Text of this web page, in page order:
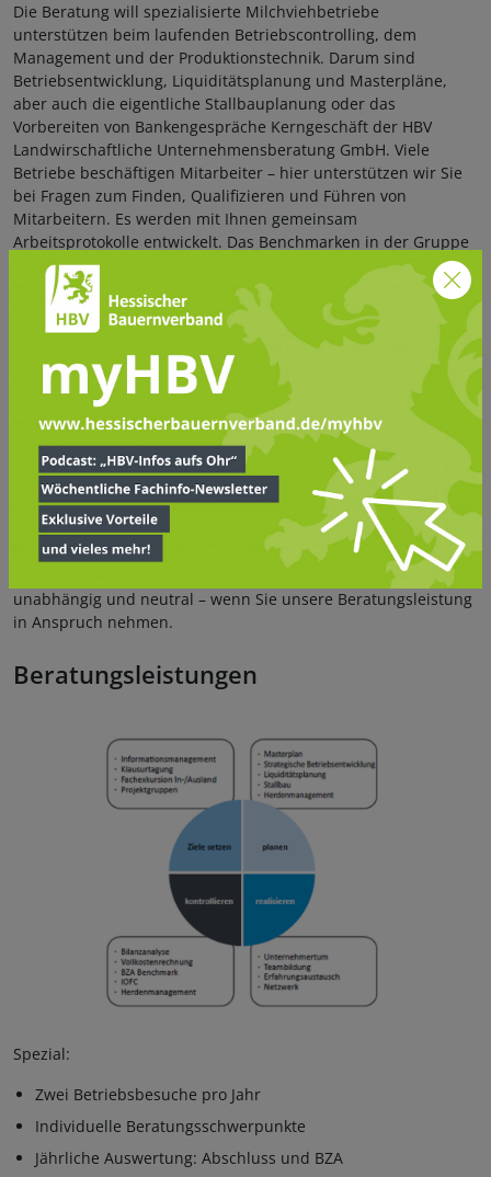
Die Beratung will spezialisierte Milchviehbetriebe
unterstützen beim laufenden Betriebscontrolling, dem
Management und der Produktionstechnik. Darum sind
Betriebsentwicklung, Liquiditätsplanung und Masterpläne,
aber auch die eigentliche Stallbauplanung oder das
Vorbereiten von Bankengespräche Kerngeschäft der HBV
Landwirschaftliche Unternehmensberatung GmbH. Viele
Betriebe beschäftigen Mitarbeiter – hier unterstützen wir Sie
bei Fragen zum Finden, Qualifizieren und Führen von
Mitarbeitern. Es werden mit Ihnen gemeinsam
Arbeitsprotokolle entwickelt. Das Benchmarken in der Gruppe
"Gleichgesinnter" steht im Vordergrund, der direkte Austausch
untereinander hilft bei der Schwachstellenanalyse und der
Lösung konkreter Fragestellungen
Die HBV Landwirschaftliche Unternehmensberatung GmbH
organisiert betriebsindividuelle Workshops zu Detailfragen für
die Gruppe der Beratungsbetriebe und bietet kurze
Fachexkursionen zu speziellen Fragestellungen an. Sie
unterstützt die Betriebe vielfältig durch
Informationsaustausch und durch ihr Netzwerk–regional,
national und international und berät ferner als Schnitt
stelle
zur Steuerberatung oder zu Behörden.
Im Sinne eines Dienstleister für Ihre Unternehmen agiert die
HBV Landwirschaftliche Unternehmensberatung GmbH dabei
unabhängig und neutral – wenn Sie unsere Beratungsleistung
in Anspruch nehmen.
Beratungsleistungen
Spezial:
Zwei Betriebsbesuche pro Jahr
Individuelle Beratungsschwerpunkte
Jährliche Auswertung: Abschluss und BZA